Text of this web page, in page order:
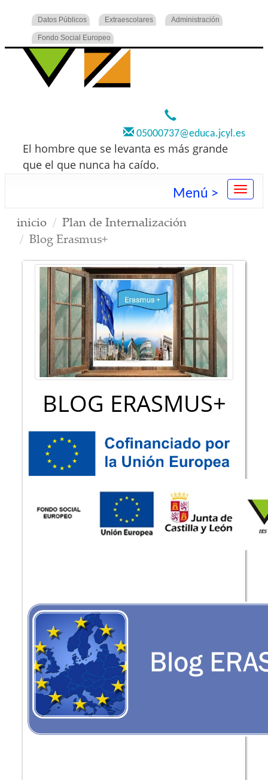
Datos Públicos Extraescolares Administración
Fondo Social Europeo
05000737@educa.jcyl.es
El hombre que se levanta es más grande
que el que nunca ha caído.
Menú >
inicio
Plan de Internalización
Blog Erasmus+
BLOG ERASMUS+